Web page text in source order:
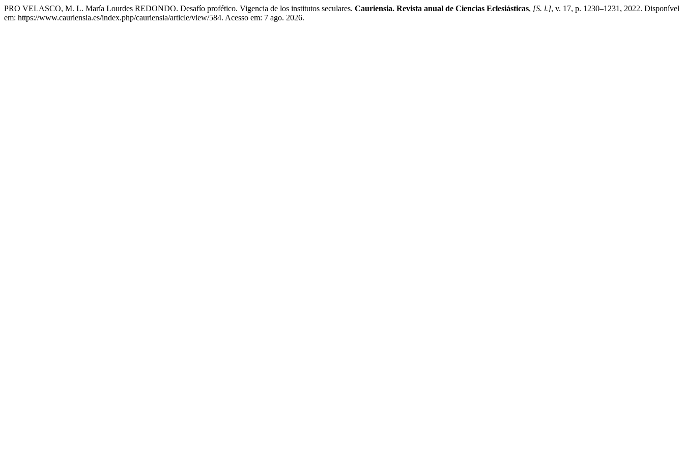
PRO VELASCO, M. L. María Lourdes REDONDO. Desafío profético. Vigencia de los institutos seculares. Cauriensia. Revista anual de Ciencias Eclesiásticas, [S. l.], v. 17, p. 1230–1231, 2022. Disponível
em: https://www.cauriensia.es/index.php/cauriensia/article/view/584. Acesso em: 7 ago. 2026.